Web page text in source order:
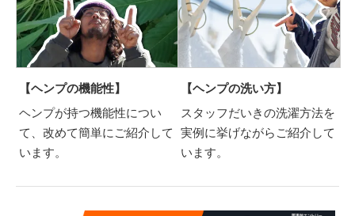
【ヘンプの機能性】
ヘンプが持つ機能性につい
て、改めて簡単にご紹介して
います。
【ヘンプの洗い方】
スタッフだいきの洗濯方法を
実例に挙げながらご紹介して
います。